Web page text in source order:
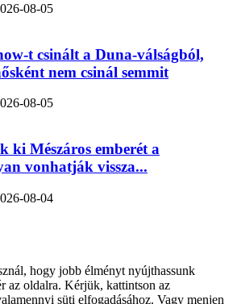
08-05
t csinált a Duna-válságból,
nem csinál semmit
08-05
ki Mészáros emberét a
vonhatják vissza...
08-04
hogy jobb élményt nyújthassunk
az oldalra. Kérjük, kattintson az
süti elfogadásához. Vagy menjen